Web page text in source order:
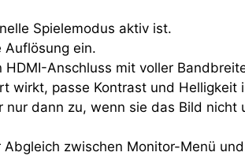
Spielemodus aktiv ist.
Auflösung ein.
Anschluss mit voller
wirkt, passe Kontrast und Helligkeit
dann zu, wenn sie das Bild nicht
zwischen Monitor-Menü